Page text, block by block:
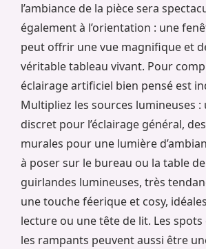
l’ambiance de la pièce sera
également à l’orientation : une
peut offrir une vue magnifique et
véritable tableau vivant. Pour
éclairage artificiel bien pensé est
Multipliez les sources lumineuses
discret pour l’éclairage général,
murales pour une lumière
à poser sur le bureau ou la table
guirlandes lumineuses, très
une touche féerique et cosy,
lecture ou une tête de lit. Les
les rampants peuvent aussi être